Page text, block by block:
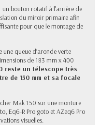
un bouton rotatif à l’arrière de
du miroir primaire afin
pour que le montage de
une queue d’aronde verte
de 183 mm x 400
reste un télescope très
de 150 mm et sa focale
Mak 150 sur une monture
Eq6-R Pro goto et AZeq6 Pro
visuelles.